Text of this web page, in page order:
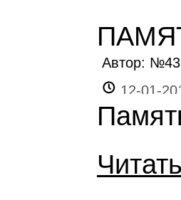
Автор:
12-01-